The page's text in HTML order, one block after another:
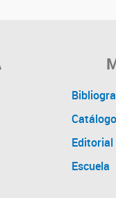
Catálogo
Editorial
Escuela